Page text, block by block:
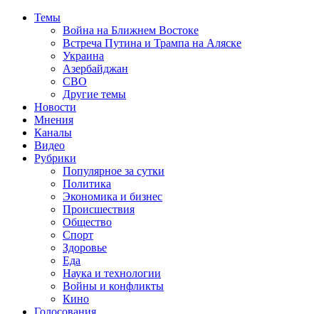
Темы
Война на Ближнем Востоке
Встреча Путина и Трампа на Аляске
Украина
Азербайджан
СВО
Другие темы
Новости
Мнения
Каналы
Видео
Рубрики
Популярное за сутки
Политика
Экономика и бизнес
Происшествия
Общество
Спорт
Здоровье
Еда
Наука и технологии
Войны и конфликты
Кино
Голосования